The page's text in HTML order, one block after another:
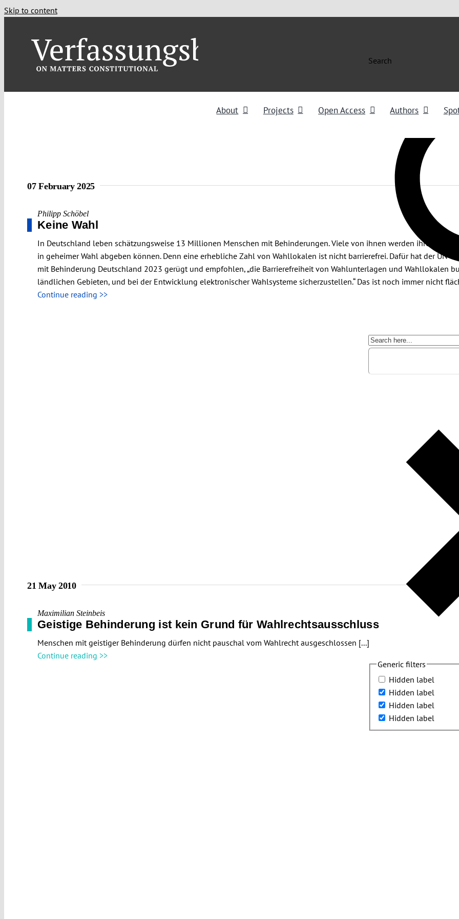
Skip to content
Search
Generic filters
Hidden label
Hidden label
Hidden label
Hidden label
About Projects Open Access Authors
07 February 2025
Philipp Schöbel
Keine Wahl
In Deutschland leben schätzungsweise 13 Millionen Menschen mit Behinderungen. Viele von ihnen werden ihre
in geheimer Wahl abgeben können. Denn eine erhebliche Zahl von Wahllokalen ist nicht barrierefrei. Dafür hat der UN-
mit Behinderung Deutschland 2023 gerügt und empfohlen, „die Barrierefreiheit von Wahlunterlagen und Wahllokalen
ländlichen Gebieten, und bei der Entwicklung elektronischer Wahlsysteme sicherzustellen.“ Das ist noch immer nicht
Continue reading >>
21 May 2010
Maximilian Steinbeis
Geistige Behinderung ist kein Grund für Wahlrechtsausschluss
Menschen mit geistiger Behinderung dürfen nicht pauschal vom Wahlrecht ausgeschlossen [...]
Continue reading >>